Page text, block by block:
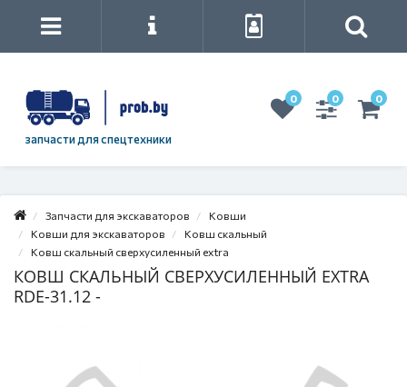
запчасти для спецтехники
0 0 0
Запчасти для экскаваторов
Ковши
Ковши для экскаваторов
Ковш скальный
Ковш скальный сверхусиленный extra
КОВШ СКАЛЬНЫЙ СВЕРХУСИЛЕННЫЙ EXTRA
RDE-31.12 -